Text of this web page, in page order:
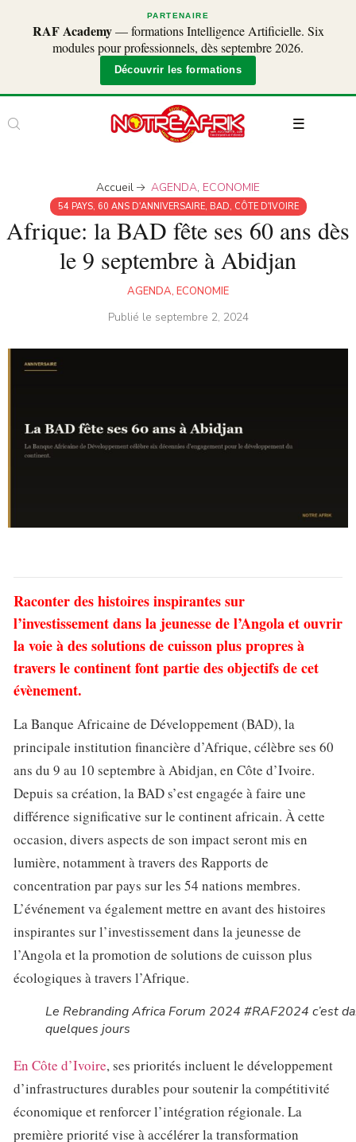
PARTENAIRE
RAF Academy— formations Intelligence Artificielle. Six
modules pour professionnels, dès septembre 2026.
Découvrir les formations
Accueil AGENDA, ECONOMIE
54 PAYS, 60 ANS D'ANNIVERSAIRE, BAD, CÔTE D'IVOIRE
Afrique: la BAD fête ses 60 ans dès
le 9 septembre à Abidjan
AGENDA, ECONOMIE
Publié le septembre 2, 2024
Raconter des histoires inspirantes sur
l’investissement dans la jeunesse de l’Angola et ouvrir
la voie à des solutions de cuisson plus propres à
travers le continent font partie des objectifs de cet
évènement.
La Banque Africaine de Développement (BAD), la
principale institution financière d’Afrique, célèbre ses 60
ans du 9 au 10 septembre à Abidjan, en Côte d’Ivoire.
Depuis sa création, la BAD s’est engagée à faire une
différence significative sur le continent africain. À cette
occasion, divers aspects de son impact seront mis en
lumière, notamment à travers des Rapports de
concentration par pays sur les 54 nations membres.
L’événement va également mettre en avant des histoires
inspirantes sur l’investissement dans la jeunesse de
l’Angola et la promotion de solutions de cuisson plus
écologiques à travers l’Afrique.
Le Rebranding Africa Forum 2024 #RAF2024 c’est
quelques jours
En Côte d’Ivoire, ses priorités incluent le développement
d’infrastructures durables pour soutenir la compétitivité
économique et renforcer l’intégration régionale. La
première priorité vise à accélérer la transformation